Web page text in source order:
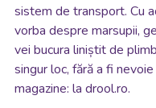
sistem de transport. Cu
vorba despre marsupii,
vei bucura liniștit de
singur loc, fără a fi
magazine: la drool.ro.